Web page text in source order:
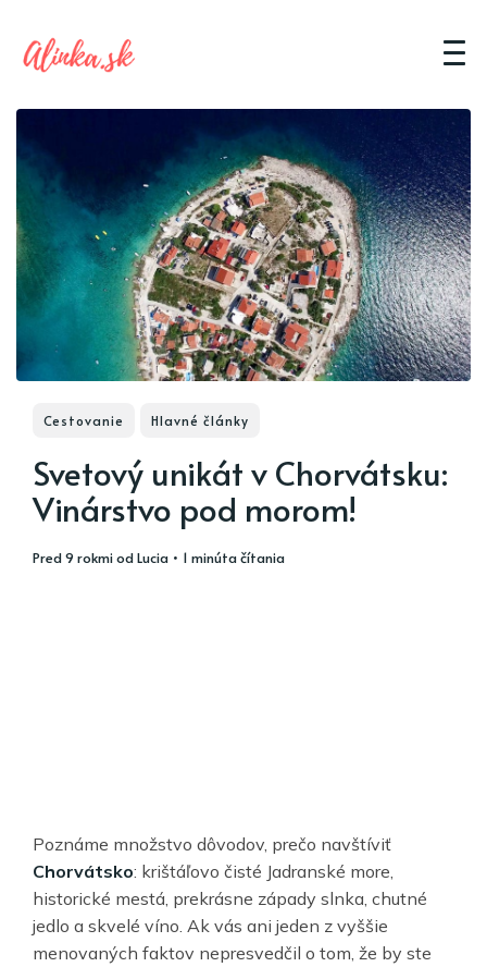
Cestovanie Hlavné články
Svetový unikát v Chorvátsku:
Vinárstvo pod morom!
pred 9 rokmiodLucia • 1 minúta čítania
Poznáme množstvo dôvodov, prečo navštíviť
Chorvátsko: krištáľovo čisté Jadranské more,
historické mestá, prekrásne západy slnka, chutné
jedlo a skvelé víno. Ak vás ani jeden z vyššie
menovaných faktov nepresvedčil o tom, že by ste